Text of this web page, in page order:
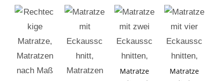
Matratze
Matratze